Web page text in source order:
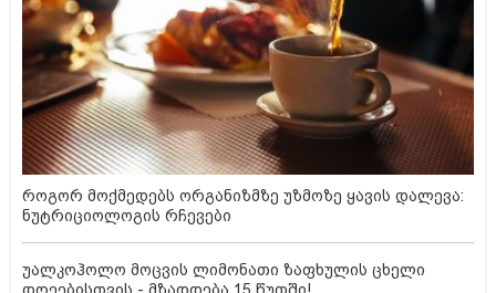
როგორ მოქმედებს ორგანიზმზე უზმოზე ყავის დალევა:
ნუტრიციოლოგის რჩევები
უალკოჰოლო მოცვის ლიმონათი ზაფხულის ცხელი